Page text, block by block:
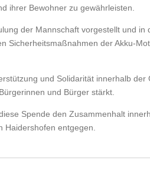
ihrer Bewohner zu gewährleisten.
der Mannschaft vorgestellt und in
Sicherheitsmaßnahmen der Akku-
und Solidarität innerhalb der
und Bürger stärkt.
Spende den Zusammenhalt
Haidershofen entgegen.